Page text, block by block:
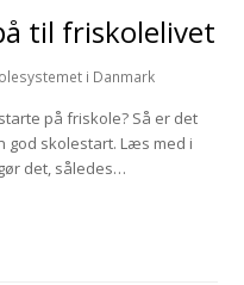
til friskolelivet
i Danmark
på friskole? Så er det
god skolestart. Læs med i
det, således…